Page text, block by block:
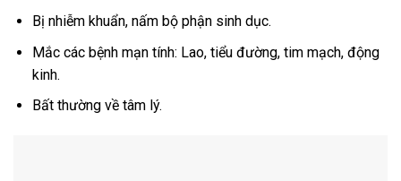
Bị nhiễm khuẩn, nấm bộ phận sinh dục.
Mắc các bệnh mạn tính: Lao, tiểu đường, tim mạch, động
kinh.
Bất thường về tâm lý.